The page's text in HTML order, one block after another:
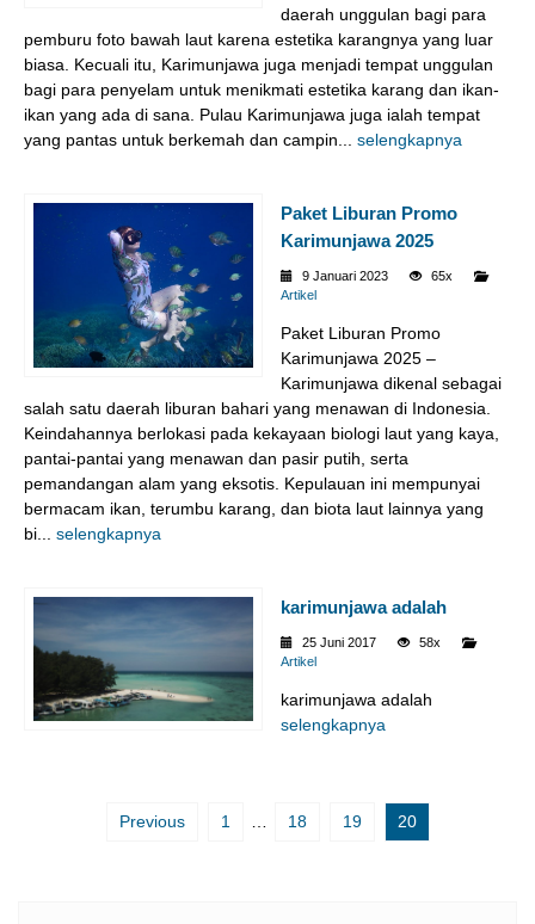
daerah unggulan bagi para
pemburu foto bawah laut karena estetika karangnya yang luar
biasa. Kecuali itu, Karimunjawa juga menjadi tempat unggulan
bagi para penyelam untuk menikmati estetika karang dan ikan-
ikan yang ada di sana. Pulau Karimunjawa juga ialah tempat
yang pantas untuk berkemah dan campin... selengkapnya
Paket Liburan Promo
Karimunjawa 2025
9 Januari 2023
65x
Artikel
Paket Liburan Promo
Karimunjawa 2025 –
Karimunjawa dikenal sebagai
salah satu daerah liburan bahari yang menawan di Indonesia.
Keindahannya berlokasi pada kekayaan biologi laut yang kaya,
pantai-pantai yang menawan dan pasir putih, serta
pemandangan alam yang eksotis. Kepulauan ini mempunyai
bermacam ikan, terumbu karang, dan biota laut lainnya yang
bi... selengkapnya
karimunjawa adalah
25 Juni 2017
58x
Artikel
karimunjawa adalah
selengkapnya
Previous 1 18 19 20